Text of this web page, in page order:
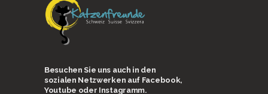
Besuchen Sie uns auch in den
sozialen Netzwerken auf Facebook,
Youtube oder Instagramm.